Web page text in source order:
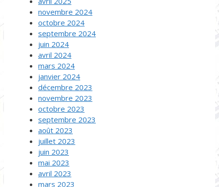
novembre 2024
octobre 2024
septembre 2024
juin 2024
avril 2024
mars 2024
janvier 2024
décembre 2023
novembre 2023
octobre 2023
septembre 2023
août 2023
juillet 2023
juin 2023
mai 2023
avril 2023
mars 2023